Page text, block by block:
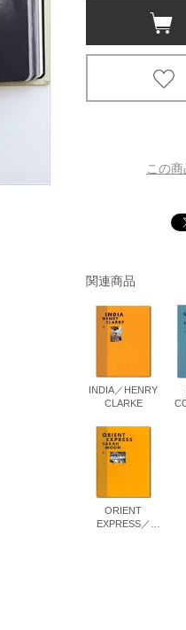
京都岡崎
蔦屋書店
梅田 蔦屋
書店
屋書店
この
関連商品
INDIA／HENRY
CLARKE
ORIENT
EXPRESS／